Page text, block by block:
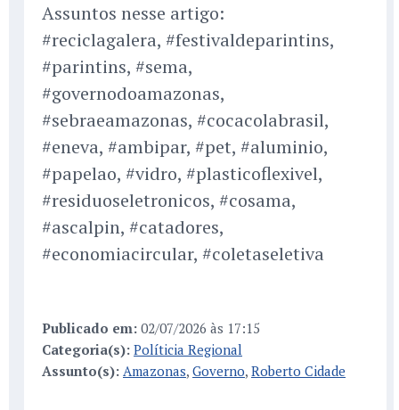
Assuntos nesse artigo:
#reciclagalera, #festivaldeparintins,
#parintins, #sema,
#governodoamazonas,
#sebraeamazonas, #cocacolabrasil,
#eneva, #ambipar, #pet, #aluminio,
#papelao, #vidro, #plasticoflexivel,
#residuoseletronicos, #cosama,
#ascalpin, #catadores,
#economiacircular, #coletaseletiva
Publicado em: 02/07/2026 às 17:15
Categoria(s): Políticia Regional
Assunto(s): Amazonas, Governo, Roberto Cidade